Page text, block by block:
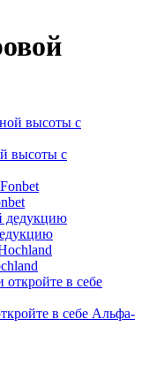
высоты с
в себе Альфа-